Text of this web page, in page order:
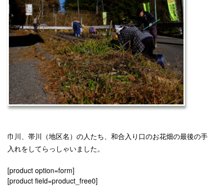
巾川、帯川（地区名）の人たち、和合入り口のお花畑の最後の手
入れをしてらっしゃいました。
[product option=form]
[product field=product_free0]